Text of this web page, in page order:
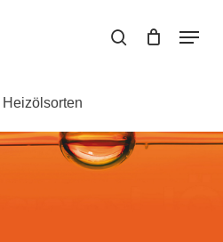
search
Menu
Heizölsorten